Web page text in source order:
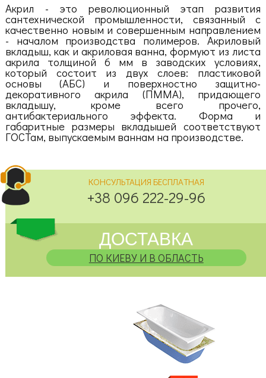
Акрил - это революционный этап развития
сантехнической промышленности, связанный с
качественно новым и совершенным направлением
- началом производства полимеров. Акриловый
вкладыш, как и акриловая ванна, формуют из листа
акрила толщиной 6 мм в заводских условиях,
который состоит из двух слоев: пластиковой
основы (АБС) и поверхностно защитно-
декоративного акрила (ПММА), придающего
вкладышу, кроме всего прочего,
антибактериального эффекта. Форма и
габаритные размеры вкладышей соответствуют
ГОСТам, выпускаемым ваннам на производстве.
КОНСУЛЬТАЦИЯ БЕСПЛАТНАЯ
+38 096 222-29-96
ДОСТАВКА
ПО КИЕВУ И В ОБЛАСТЬ